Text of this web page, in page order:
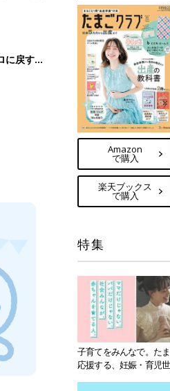
に戻す手
Amazon
で購入
楽天ブックス
で購入
特集
子育てをみんなで。た
応援する、妊娠・育児